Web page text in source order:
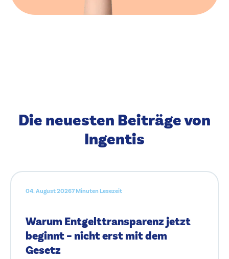
Die neuesten Beiträge von
Ingentis
04. August 20267 Minuten Lesezeit
Warum Entgelttransparenz jetzt
beginnt – nicht erst mit dem
Gesetz